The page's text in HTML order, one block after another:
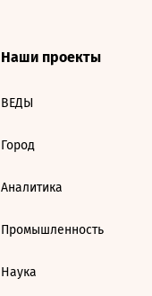
Наши проекты
ВЕДЫ
Город
Аналитика
Промышленность
Наука